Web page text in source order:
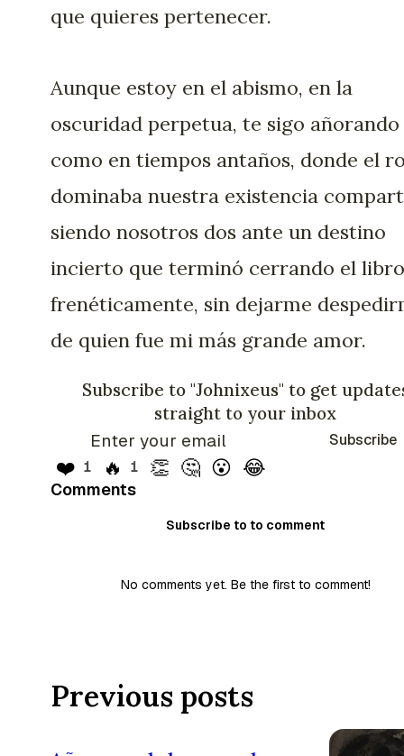
que quieres pertenecer.
Aunque estoy en el abismo, en la
oscuridad perpetua, te sigo añorando
como en tiempos antaños, donde el
dominaba nuestra existencia
siendo nosotros dos ante un destino
incierto que terminó cerrando el libro
frenéticamente, sin dejarme
de quien fue mi más grande amor.
Subscribe to "Johnixeus" to get
straight to your inbox
Subscribe
❤️ 1 🔥 1 👏 🤔 😮 😂
Comments
Subscribe to to comment
No comments yet. Be the first to comment!
Previous posts